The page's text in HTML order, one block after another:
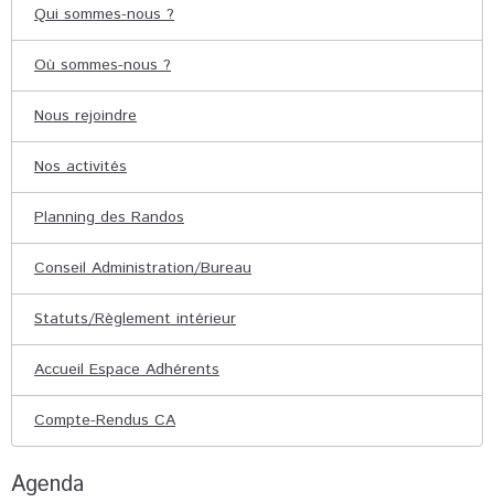
Qui sommes-nous ?
Où sommes-nous ?
Nous rejoindre
Nos activités
Planning des Randos
Conseil Administration/Bureau
Statuts/Règlement intérieur
Accueil Espace Adhérents
Compte-Rendus CA
Agenda